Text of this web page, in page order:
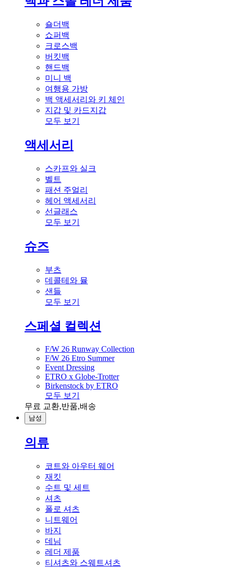
숄더백
쇼퍼백
크로스백
버킷백
핸드백
미니 백
여행용 가방
백 액세서리와 키 체인
지갑 및 카드지갑
모두 보기
액세서리
스카프와 실크
벨트
패션 주얼리
헤어 액세서리
선글래스
모두 보기
슈즈
부츠
데콜테와 뮬
샌들
모두 보기
스페셜 컬렉션
F/W 26 Runway Collection
F/W 26 Etro Summer
Event Dressing
ETRO x Globe-Trotter
Birkenstock by ETRO
모두 보기
무료 교환,반품,배송
남성
의류
코트와 아우터 웨어
재킷
수트 및 세트
셔츠
폴로 셔츠
니트웨어
바지
데님
레더 제품
티셔츠와 스웨트셔츠